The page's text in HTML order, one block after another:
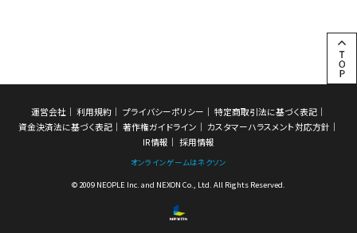
運営会社 利用規約 プライバシーポリシー
特定商取引法に基づく表記
資金決済法に基づく表記
著作権ガイドライン
カスタマーハラスメント対応方針
IR情報
採用情報
オンラインゲームはネクソン
© 2009 NEOPLE Inc. and NEXON Co., Ltd. All Rights Reserved.